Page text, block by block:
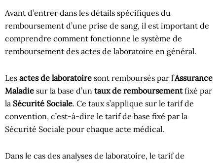
Avant d’entrer dans les détails spécifiques du
remboursement d’une prise de sang, il est important de
comprendre comment fonctionne le système de
remboursement des actes de laboratoire en général.
Les actes de laboratoire sont remboursés par l’Assurance
Maladie sur la base d’un taux de remboursementfixé par
la Sécurité Sociale. Ce taux s’applique sur le tarif de
convention, c’est-à-dire le tarif de base fixé par la
Sécurité Sociale pour chaque acte médical.
Dans le cas des analyses de laboratoire, le tarif de